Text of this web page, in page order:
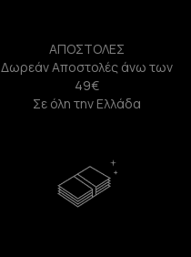
ΑΠΟΣΤΟΛΕΣ
Δωρεάν Αποστολές άνω των
49€
Σε όλη την Ελλάδα